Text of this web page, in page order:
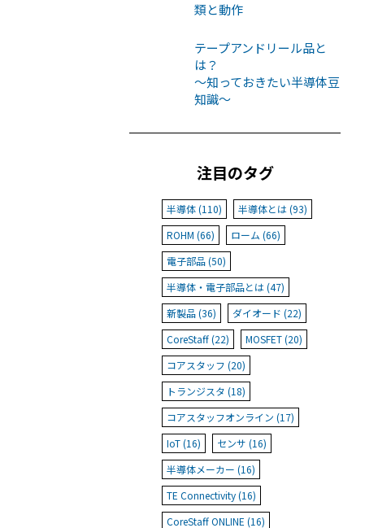
類と動作
テープアンドリール品と
は？
〜知っておきたい半導体豆
知識〜
注目のタグ
半導体 (110)
半導体とは (93)
ROHM (66)
ローム (66)
電子部品 (50)
半導体・電子部品とは (47)
新製品 (36)
ダイオード (22)
CoreStaff (22)
MOSFET (20)
コアスタッフ (20)
トランジスタ (18)
コアスタッフオンライン (17)
IoT (16)
センサ (16)
半導体メーカー (16)
TE Connectivity (16)
CoreStaff ONLINE (16)